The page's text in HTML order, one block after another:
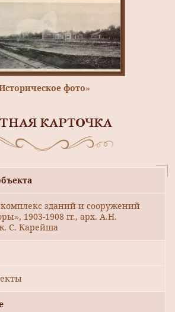
фото»
КАРТОЧКА
зданий и сооружений
1903-1908 гг., арх. А.Н.
С. Карейша